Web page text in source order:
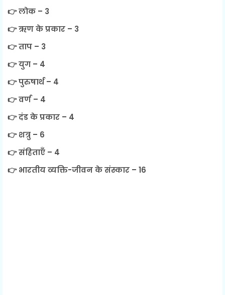
👉 लोक – 3
👉 ऋण के प्रकार – 3
👉 ताप – 3
👉 युग – 4
👉 पुरुषार्थ – 4
👉 वर्ण – 4
👉 दंड के प्रकार – 4
👉 शत्रु – 6
👉 संहिताएँ – 4
👉 भारतीय व्यक्ति-जीवन के संस्कार – 16